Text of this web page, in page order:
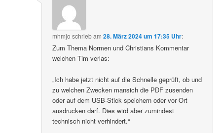
mhmjo schriebam28. März 2024 um 17:35 Uhr:
Zum Thema Normen und Christians Kommentar
welchen Tim verlas:
„Ich habe jetzt nicht auf die Schnelle geprüft, ob und
zu welchen Zwecken mansich die PDF zusenden
oder auf dem USB-Stick speichern oder vor Ort
ausdrucken darf. Dies wird aber zumindest
technisch nicht verhindert.“